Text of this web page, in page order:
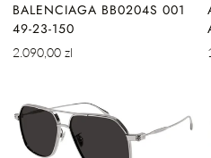
BALENCIAGA BB0204S 001
49-23-150
Cena
2.090,00 zl